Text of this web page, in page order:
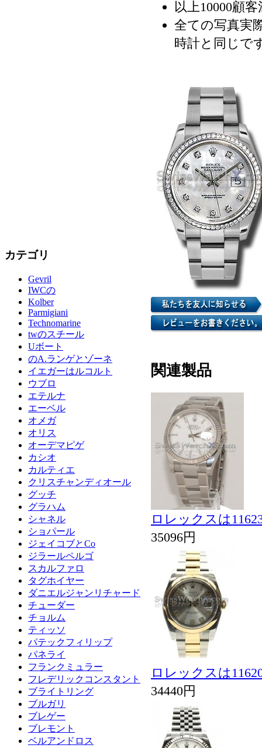
カテゴリ
Gevril
IWCの
Kolber
Parmigiani
Technomarine
twのスチール
Uボート
のA.ランゲとゾーネ
イエガーはルコルト
ウブロ
エテルナ
エーベル
オメガ
オリス
オーデマピゲ
カシオ
カルティエ
クリスチャンディオール
グッチ
グラハム
シャネル
ショパール
ジェイコブとCo
ジラールペルゴ
スカルファロ
タグホイヤー
ダニエルジャンリチャード
チューダー
チョルム
ティッソ
パテックフィリップ
パネライ
フランクミュラー
フレデリックコンスタント
ブライトリング
ブルガリ
ブレゲー
ブレモント
ベルアンドロス
以上10000顧
全ての写真実
時計と同じで
関連製品
ロレックスは
35096円
ロレックスは
34440円